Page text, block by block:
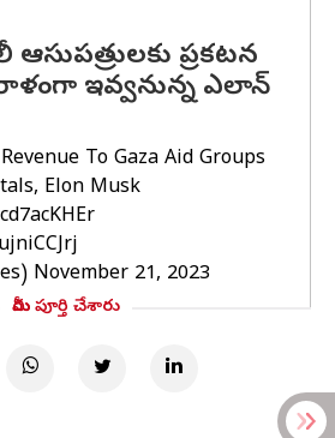
ప్రకటన
ఇవ్వనున్న ఎలాన్
To Gaza Aid Groups
Elon Musk
November 21, 2023
మీరు పూర్తి చేశారు